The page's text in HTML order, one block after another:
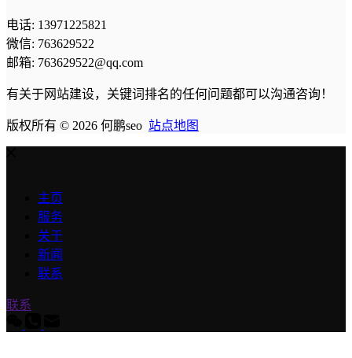
电话: 13971225821
微信: 763629522
邮箱: 763629522@qq.com
有关于网站建设，关键词排名的任何问题都可以沟通咨询！
版权所有 © 2026 何鹏seo 站点地图
主页
服务
关于
新闻
联系
联系